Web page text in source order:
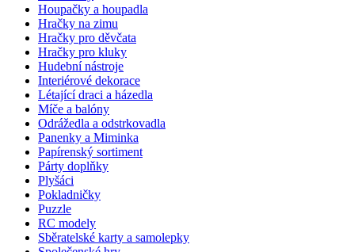
Houpačky a houpadla
Hračky na zimu
Hračky pro děvčata
Hračky pro kluky
Hudební nástroje
Interiérové dekorace
Létající draci a házedla
Míče a balóny
Odrážedla a odstrkovadla
Panenky a Miminka
Papírenský sortiment
Párty doplňky
Plyšáci
Pokladničky
Puzzle
RC modely
Sběratelské karty a samolepky